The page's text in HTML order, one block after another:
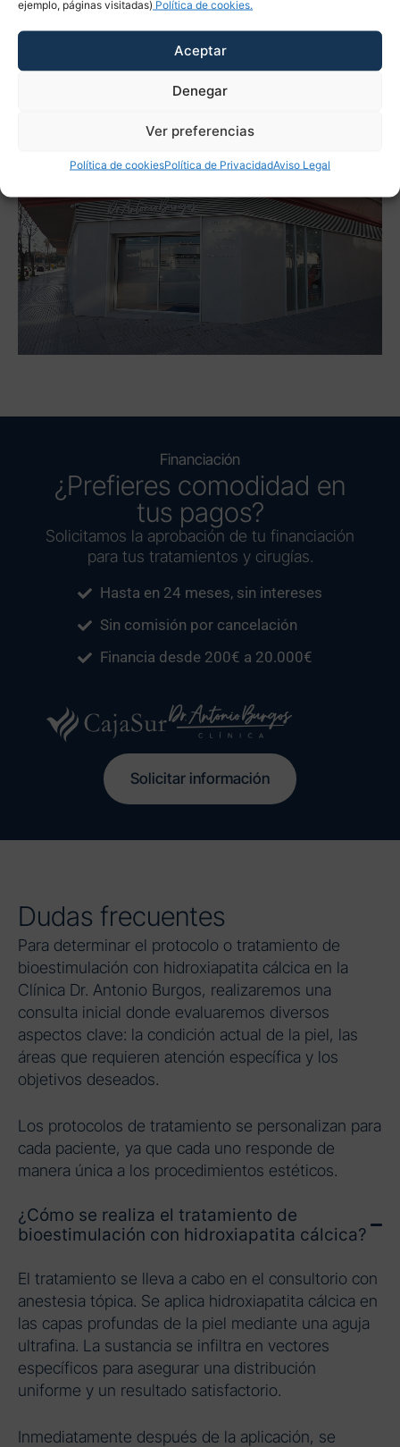
ejemplo, páginas visitadas) Política de cookies.
Aceptar
Denegar
Ver preferencias
Política de cookiesPolítica de PrivacidadAviso Legal
personal y sistemas de seguridad avanzados.
Financiación
¿Prefieres comodidad en
tus pagos?
Solicitamos la aprobación de tu financiación
para tus tratamientos y cirugías.
Hasta en 24 meses, sin intereses
Sin comisión por cancelación
Financia desde 200€ a 20.000€
Solicitar información
Dudas frecuentes
Para determinar el protocolo o tratamiento de
bioestimulación con hidroxiapatita cálcica en la
Clínica Dr. Antonio Burgos, realizaremos una
consulta inicial donde evaluaremos diversos
aspectos clave: la condición actual de la piel, las
áreas que requieren atención específica y los
objetivos deseados.
Los protocolos de tratamiento se personalizan para
cada paciente, ya que cada uno responde de
manera única a los procedimientos estéticos.
¿Cómo se realiza el tratamiento de
bioestimulación con hidroxiapatita cálcica?
El tratamiento se lleva a cabo en el consultorio con
anestesia tópica. Se aplica hidroxiapatita cálcica en
las capas profundas de la piel mediante una aguja
ultrafina. La sustancia se infiltra en vectores
específicos para asegurar una distribución
uniforme y un resultado satisfactorio.
Inmediatamente después de la aplicación, se